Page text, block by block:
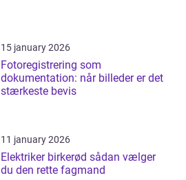
15 january 2026
Fotoregistrering som
dokumentation: når billeder er det
stærkeste bevis
11 january 2026
Elektriker birkerød sådan vælger
du den rette fagmand